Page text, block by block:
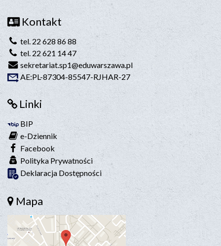
Kontakt
tel. 22 628 86 88
tel. 22 621 14 47
sekretariat.sp1@eduwarszawa.pl
AE:PL-87304-85547-RJHAR-27
Linki
BIP
e-Dziennik
Facebook
Polityka Prywatności
Deklaracja Dostępności
Mapa